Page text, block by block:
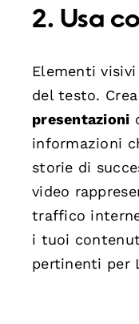
2. Usa
Elementi
del testo.
presentazioni
informazioni
storie di
video
traffico
i tuoi
pertinenti per